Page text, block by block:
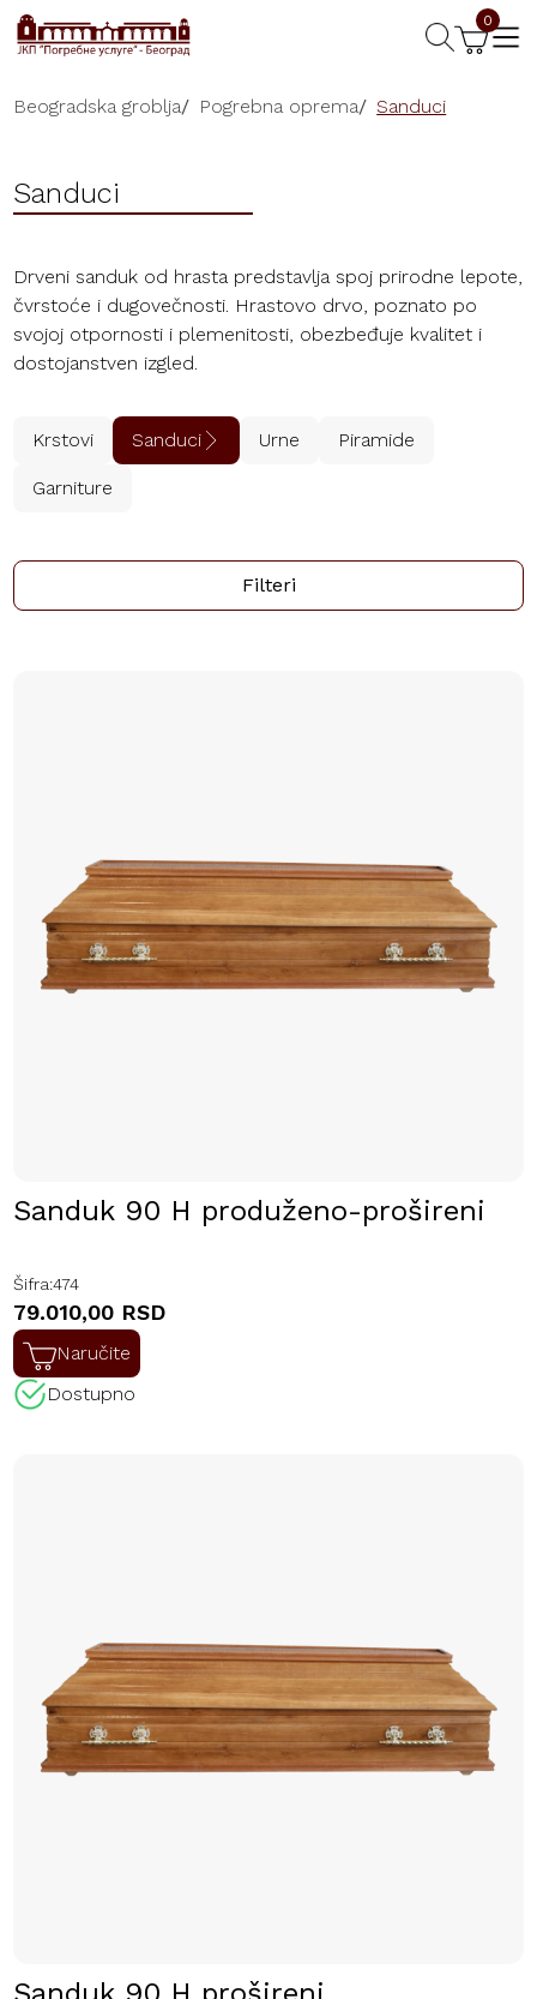
0
Beogradska groblja/ Pogrebna oprema/ Sanduci
Sanduci
Drveni sanduk od hrasta predstavlja spoj prirodne lepote,
čvrstoće i dugovečnosti. Hrastovo drvo, poznato po
svojoj otpornosti i plemenitosti, obezbeđuje kvalitet i
dostojanstven izgled.
Krstovi Sanduci Urne Piramide
Garniture
Filteri
Sanduk 90 H produženo-prošireni
Šifra:474
79.010,00 RSD
Naručite
Dostupno